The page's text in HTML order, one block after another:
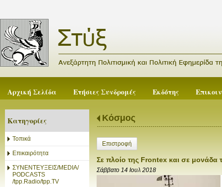
Αρχική Σελίδα Ετήσιες Συνδρομές Εκδότης
Κατηγορίες
Τοπικά
Επικαιρότητα
ΣΥΝΕΝΤΕΥΞΕΙΣ/MEDIA/
PODCASTS
/tpp.Radio/tpp.TV
Κόσμος
Επιστροφή
Σε πλοίο της Frontex και σε μονάδα
Σάββατο 14 Ιουλ 2018